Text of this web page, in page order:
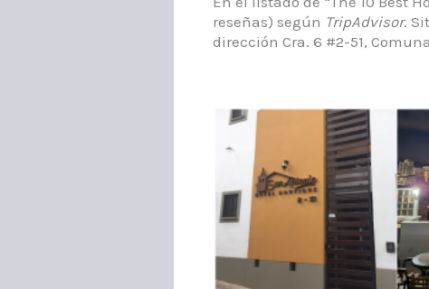
reseñas) según TripAdvisor.
dirección Cra. 6 #2-51,